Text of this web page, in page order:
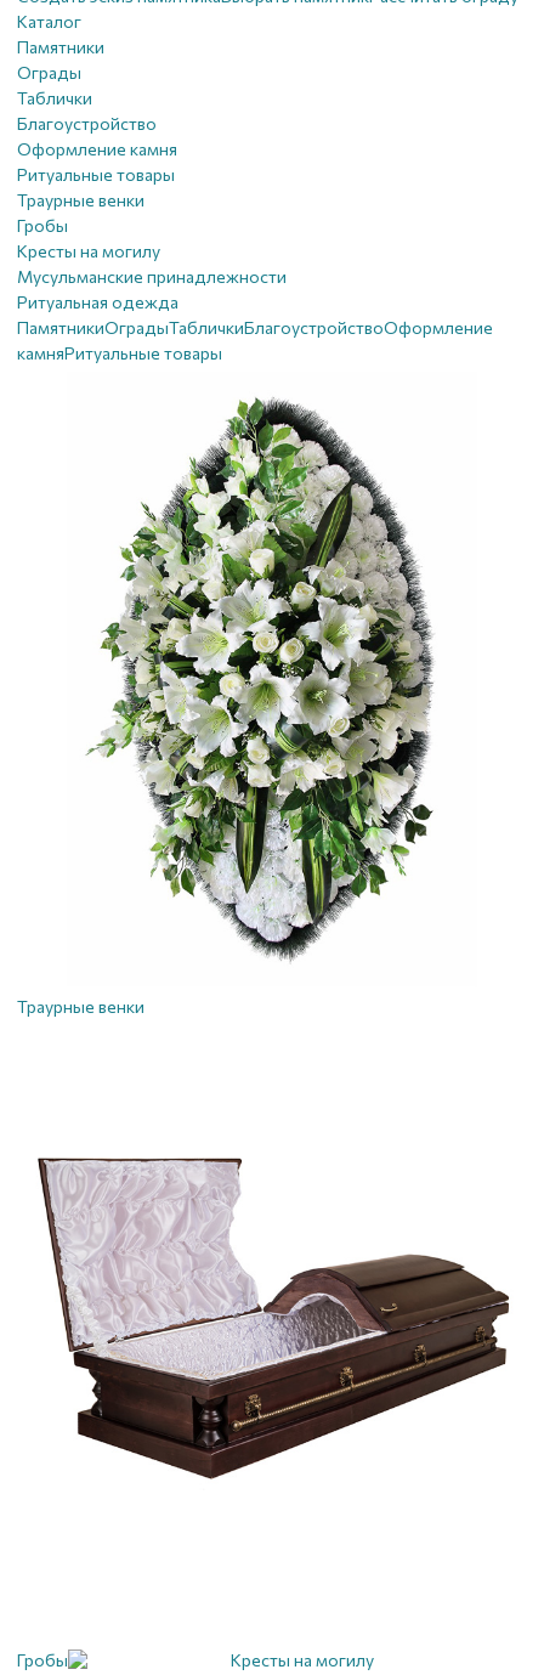
Каталог
Памятники
Ограды
Таблички
Благоустройствo
Оформление камня
Ритуальные товары
Траурные венки
Гробы
Кресты на могилу
Мусульманские принадлежности
Ритуальная одежда
ПамятникиОградыТабличкиБлагоустройствoОформление
камняРитуальные товары
Траурные венки
Гробы
Кресты на могилу